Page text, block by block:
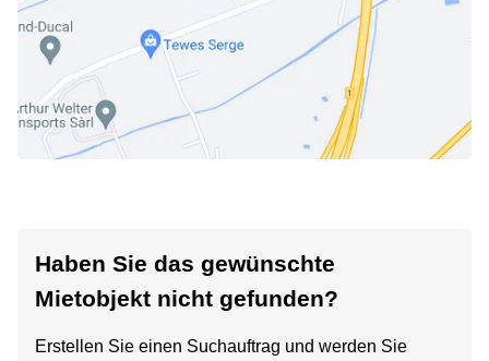
Haben Sie das gewünschte
Mietobjekt nicht gefunden?
Erstellen Sie einen Suchauftrag und werden Sie